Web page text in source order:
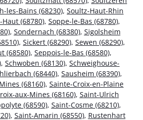
les-Bains (68230), Soultz-Haut-Rhin
(68780), Soppe-le-Bas (68780),
, Sondernach (68380), Sigolsheim
, Sickert (68290), Sewen (68290),
(68580), Seppois-le-Bas (68580),
, Schwoben (68130), Schweighouse-
(68440), Sausheim (68390),
(68160), Sainte-Croix-en-Plaine
aux-Mines (68160), Saint-Ulrich
(68590), Saint-Cosme (68210),
, Saint-Amarin (68550), Rustenhart